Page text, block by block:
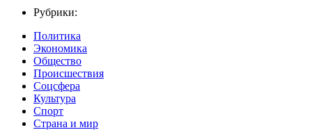
Рубрики:
Политика
Экономика
Общество
Происшествия
Соцсфера
Культура
Спорт
Страна и мир